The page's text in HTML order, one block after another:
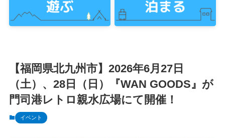
【福岡県北九州市】2026年6月27日
（土）、28日（日）『WAN GOODS』が
門司港レトロ親水広場にて開催！
イベント